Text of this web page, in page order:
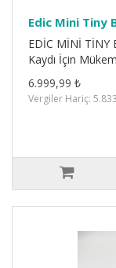
Edic Mini Tiny
EDİC MİNİ TİNY
Kaydı İçin
6.999,99 ₺
Vergiler Hariç: